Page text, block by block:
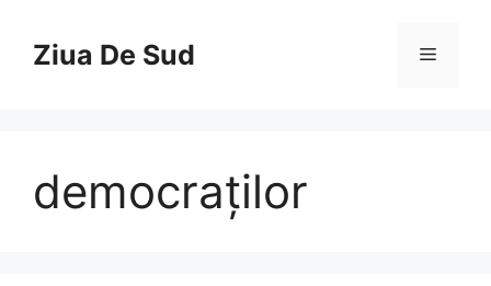
contentZiua De Sud Menu
democraților